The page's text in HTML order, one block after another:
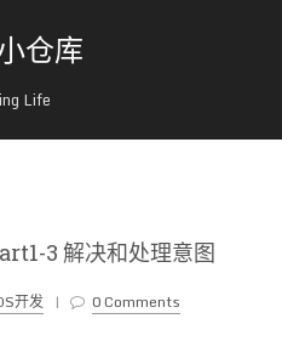
仓库
Life
3 解决和处理意图
开发 | 0 Comments